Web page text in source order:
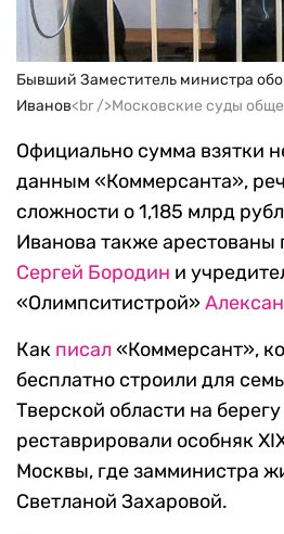
Бывший Заместитель министра
Иванов<br />Московские суды
Официально сумма взятки
данным «Коммерсанта»,
сложности о 1,185 млрд
Иванова также
Сергей Бородин и
«Олимпситистрой»
Как писал «Коммерсант»,
бесплатно строили для
Тверской области на
реставрировали особняк
Москвы, где замминистра
Светланой Захаровой.